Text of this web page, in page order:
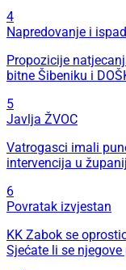
4
Napredovanje i
Propozicije
bitne Šibeniku i
5
Javlja ŽVOC
Vatrogasci imali
intervencija u
6
Povratak izvjestan
KK Zabok se
Sjećate li se